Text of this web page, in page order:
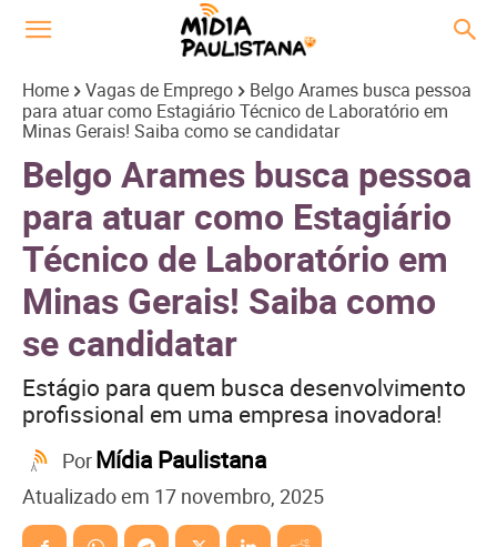
Home Vagas de Emprego
Belgo Arames busca pessoa
para atuar como Estagiário Técnico de Laboratório em
Minas Gerais! Saiba como se candidatar
Belgo Arames busca pessoa
para atuar como Estagiário
Técnico de Laboratório em
Minas Gerais! Saiba como
se candidatar
Estágio para quem busca desenvolvimento
profissional em uma empresa inovadora!
PorMídia Paulistana
Atualizado em 17 novembro, 2025